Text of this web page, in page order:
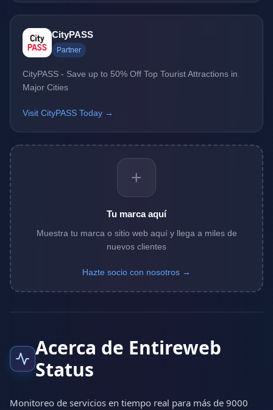
CityPASS
Partner
CityPASS - Save up to 50% Off Top Tourist Attractions in
Major Cities
Visit CityPASS Today →
+
Tu marca aquí
Muestra tu marca o sitio web aquí y llega a miles de
nuevos clientes
Hazte socio con nosotros →
Acerca de Entireweb
Status
Monitoreo de servicios en tiempo real para más de 9000